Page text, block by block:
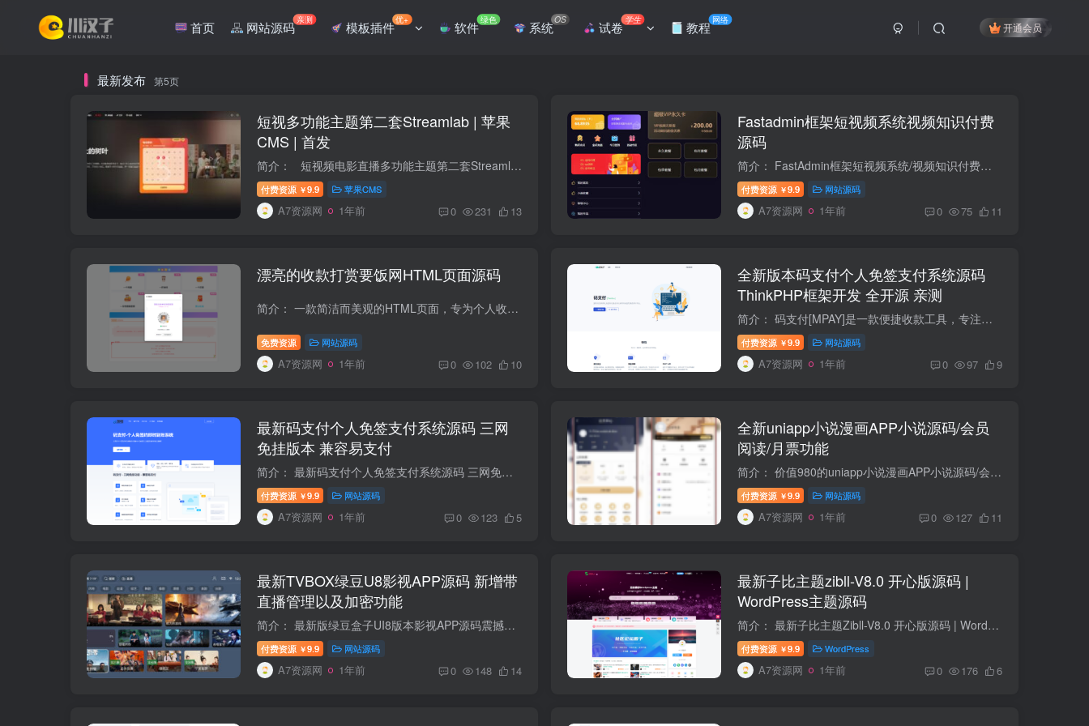
首页 网站源码亲测 模板插件优+ 软件绿色 系统OS 试卷 学生 教程网络
开通会员
最新发布 第5页
短视多功能主题第二套Streamlab | 苹果
CMS | 首发
简介： 短视频电影直播多功能主题第二套Streamlab主题是一套绝对大气的响应式模板，独家编写框架，适配移动端到32寸显示器，内置6种幻灯片风格，100%DIY布局功能给你自由设计模板的能力...
付费资源 ￥9.9 苹果CMS
A7资源网 1年前 0 231 13
Fastadmin框架短视频系统视频知识付费
源码
简介： FastAdmin框架短视频系统/视频知识付费源码/附带小说系统 系统视频支持包月、单独购买、观影卷等功能 源码附带小说系统 源码需要配置高服务器和VDN加速 图片：
付费资源 ￥9.9 网站源码
A7资源网 1年前 0 75 11
漂亮的收款打赏要饭网HTML页面源码
简介： 一款简洁而美观的HTML页面，专为个人收款和接受他人打赏而设计 图片：
免费资源 网站源码
A7资源网 1年前 0 102 10
全新版本码支付个人免签支付系统源码
ThinkPHP框架开发 全开源 亲测
简介： 码支付[MPAY]是一款便捷收款工具，专注于个人免签收款，通过普通收款码即可实现收款通知自动回调，支持绝大多数商城系统 技术架构：使用thinkphp8框架，PHP版本 > 8.0（推荐8.2），前...
付费资源 ￥9.9 网站源码
A7资源网 1年前 0 97 9
最新码支付个人免签支付系统源码 三网
免挂版本 兼容易支付
简介： 最新码支付个人免签支付系统源码 三网免挂版本 兼容易支付 本系统是基于thinkphp5.0 FastAdmin 开发的一套新型聚合收款、聚合支付系统 一款专业的聚合免签收款系统,无需对接其余平台,...
付费资源 ￥9.9 网站源码
A7资源网 1年前 0 123 5
全新uniapp小说漫画APP小说源码/会员
阅读/月票功能
简介： 价值980的uniapp小说漫画APP小说源码/会员阅读/月票功能 1、三端合一：系统有PC版、手机版和app版（内有uniapp代码包，可一键封装APP）; 2、支付渠道丰富：支付宝、微信、QQ钱包和卡密支...
付费资源 ￥9.9 网站源码
A7资源网 1年前 0 127 11
最新TVBOX绿豆U8影视APP源码 新增带
直播管理以及加密功能
简介： 最新版绿豆盒子UI8版本影视APP源码震撼发布，后台新增了添加直播源功能， 可批量导入直播源，并且直播源支持加密！作为UI6的升级版，UI8不仅修复了前一版本中存在的一些BUG， 还提供了五...
付费资源 ￥9.9 网站源码
A7资源网 1年前 0 148 14
最新子比主题zibll-V8.0 开心版源码 |
WordPress主题源码
简介： 最新子比主题Zibll-V8.0 开心版源码 | WordPress主题源码 更新日志： 新功能 适配 WordPress 6.6.2 版本 新增发帖选择板块、话题、标签时支持搜索，同时优化了选择栏目，更加方便快捷...
付费资源 ￥9.9 WordPress
A7资源网 1年前 0 176 6